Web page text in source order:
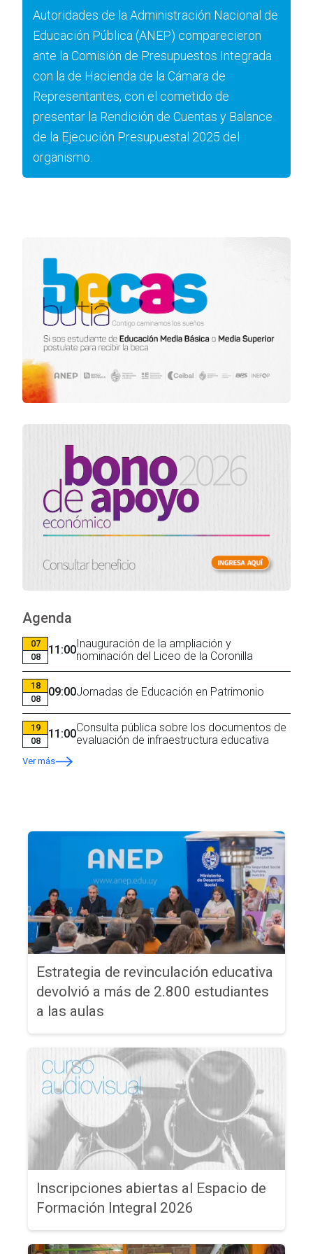
Autoridades de la Administración Nacional de
Educación Pública (ANEP) comparecieron
ante la Comisión de Presupuestos Integrada
con la de Hacienda de la Cámara de
Representantes, con el cometido de
presentar la Rendición de Cuentas y Balance
de la Ejecución Presupuestal 2025 del
organismo.
Agenda
07
08
11:00 Inauguración de la ampliación y
nominación del Liceo de la Coronilla
18
08
09:00Jornadas de Educación en Patrimonio
19
08
11:00Consulta pública sobre los documentos de
evaluación de infraestructura educativa
Ver más
Estrategia de revinculación educativa
devolvió a más de 2.800 estudiantes
a las aulas
Inscripciones abiertas al Espacio de
Formación Integral 2026